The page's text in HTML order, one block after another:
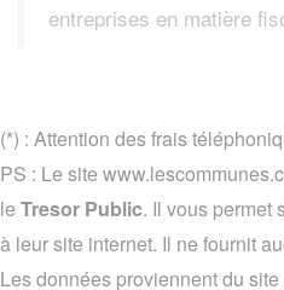
entreprises en matière
(*) : Attention des frais
PS : Le site
le Tresor Public. Il vous permet
à leur site internet. Il ne fournit
Les données proviennent du